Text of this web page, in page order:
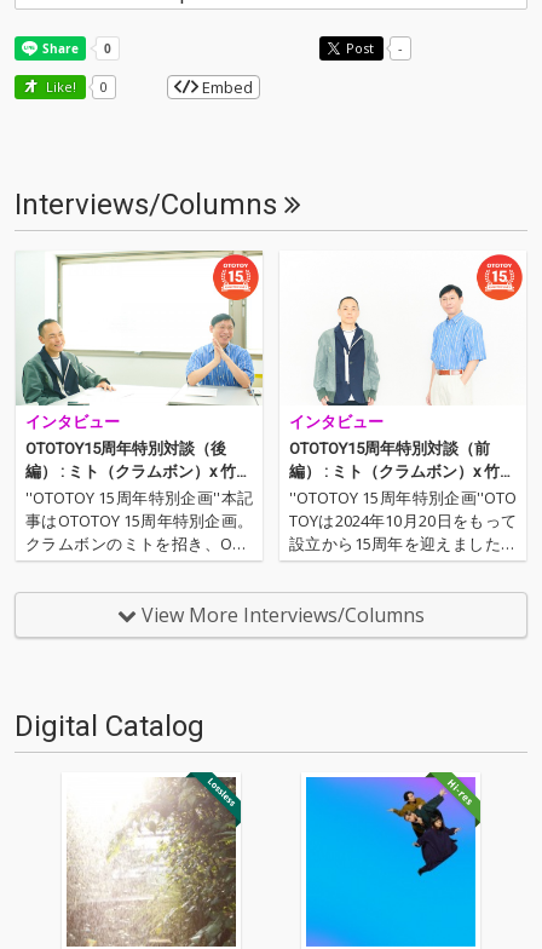
Post -
Like! 0 Embed
Interviews/Columns
インタビュー
OTOTOY15周年特別対談（後
編） : ミト（クラムボン）x 竹中
直純（OTOTOY）──OTOTOYの1
5年と日本の音楽配信
''OTOTOY 15周年特別企画''本記
事はOTOTOY 15周年特別企画。
クラムボンのミトを招き、OTO
TOY代表取締役の竹中直純との
対談、後編です。サブスクリプ
ション・サービス時代が到来、
サービスが普及した2016年にク
インタビュー
OTOTOY15周年特別対談（前
編） : ミト（クラムボン）x 竹中
直純（OTOTOY）──OTOTOYの1
5年と日本の音楽配信
''OTOTOY 15周年特別企画''OTO
TOYは2024年10月20日をもって
設立から15周年を迎えました。
本記事は15周年特別企画とし
て、クラムボンのミトを招き、
OTOTOY代表取締役の竹中直純
との対談を前編、後編に渡って
View More Interviews/Columns
Digital Catalog